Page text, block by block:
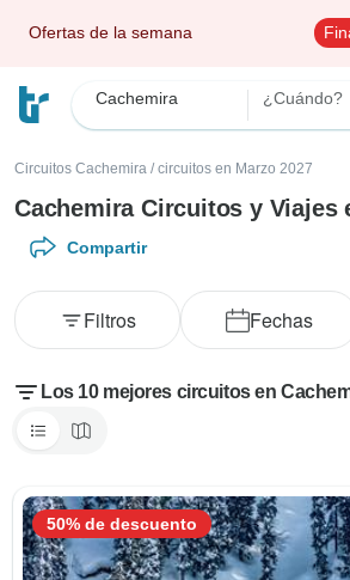
Ofertas de la semana
Cachemira ¿Cuándo?
Circuitos Cachemira / circuitos en Marzo 2027
Cachemira Circuitos y Viajes
Compartir
Fechas
Filtros
Los 10 mejores circuitos en
50% de descuento